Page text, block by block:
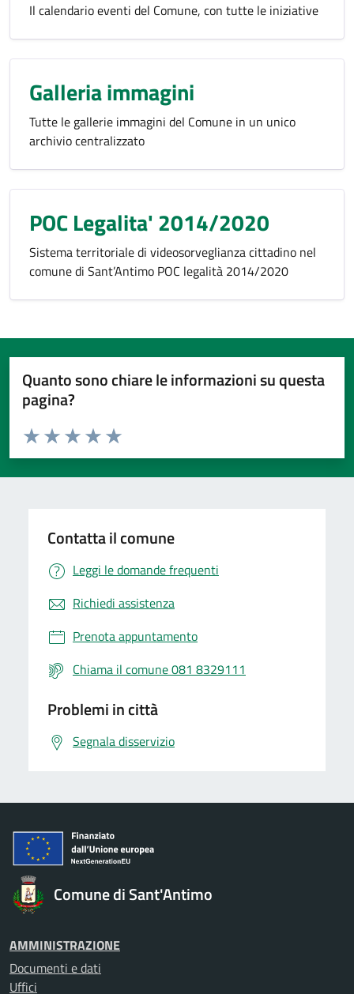
Il calendario eventi del Comune, con tutte le iniziative
Galleria immagini
Tutte le gallerie immagini del Comune in un unico
archivio centralizzato
POC Legalita' 2014/2020
Sistema territoriale di videosorveglianza cittadino nel
comune di Sant’Antimo POC legalità 2014/2020
Quanto sono chiare le informazioni su questa
pagina?
Valuta da 1 a 5 stelle la pagina
Valuta 5 stelle su 5
Valuta 4 stelle su 5
Valuta 3 stelle su 5
Valuta 2 stelle su 5
Valuta 1 stelle su 5
Contatta il comune
Leggi le domande frequenti
Richiedi assistenza
Prenota appuntamento
Chiama il comune 081 8329111
Problemi in città
Segnala disservizio
Comune di Sant'Antimo
AMMINISTRAZIONE
Documenti e dati
Uffici